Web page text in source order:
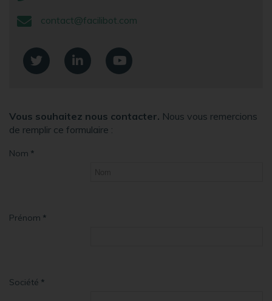
contact@facilibot.com
Vous souhaitez nous contacter. Nous vous remercions
de remplir ce formulaire :
Nom *
Prénom *
Société *